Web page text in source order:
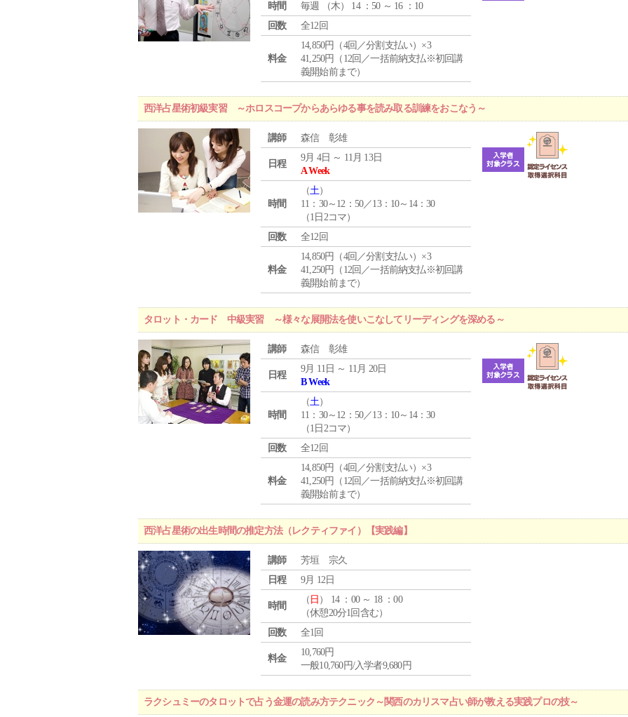
時間
毎週 （木） 14 ：50 ～ 16 ：10
回数
全12回
料金
14,850円（4回／分割支払い）×3
41,250円（12回／一括前納支払※初回講
義開始前まで）
西洋占星術初級実習 ～ホロスコープからあらゆる事を読み取る訓練をおこなう～
講師 森信 彰雄
日程
9月 4日 ～ 11月 13日
A Week
時間
（土）
11：30～12：50／13：10～14：30
（1日2コマ）
回数
全12回
料金
14,850円（4回／分割支払い）×3
41,250円（12回／一括前納支払※初回講
義開始前まで）
タロット・カード 中級実習 ～様々な展開法を使いこなしてリーディングを深める～
講師 森信 彰雄
日程
9月 11日 ～ 11月 20日
B Week
時間
（土）
11：30～12：50／13：10～14：30
（1日2コマ）
回数
全12回
料金
14,850円（4回／分割支払い）×3
41,250円（12回／一括前納支払※初回講
義開始前まで）
西洋占星術の出生時間の推定方法（レクティファイ）【実践編】
講師
芳垣 宗久
日程
9月 12日
時間
（ 日 ） 14 ：00 ～ 18 ：00
（休憩20分1回含む）
回数
全1回
料金
10,760円
一般10,760円/入学者9,680円
ラクシュミーのタロットで占う金運の読み方テクニック～関西のカリスマ占い師が教える実践プロの技～